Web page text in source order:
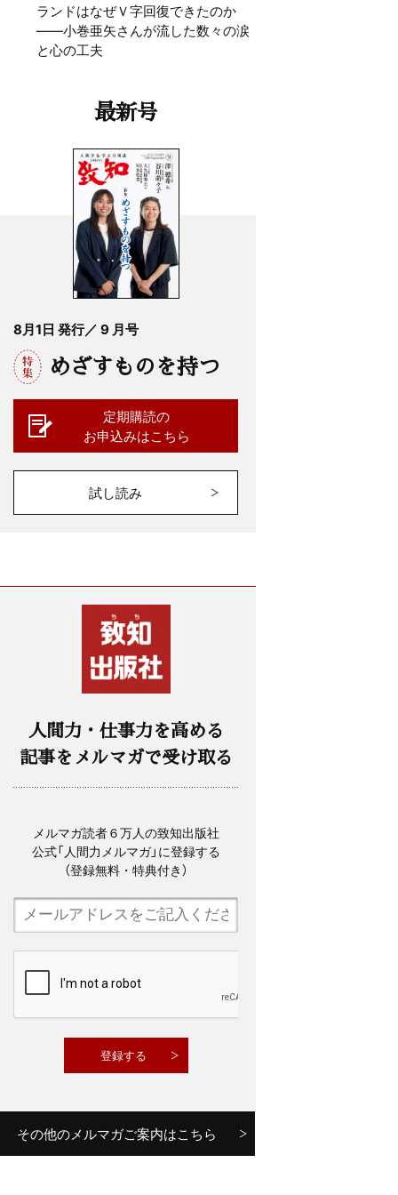
ランドはなぜＶ字回復できたのか
——小巻亜矢さんが流した数々の涙
と心の工夫
最新号
8月1日 発行／ 9 月号
めざすものを持つ
定期購読の
お申込みはこちら
試し読み
人間力・仕事力を高める
記事をメルマガで受け取る
メルマガ読者６万人の致知出版社
公式「人間力メルマガ」に登録する
（登録無料・特典付き）
その他のメルマガご案内はこちら